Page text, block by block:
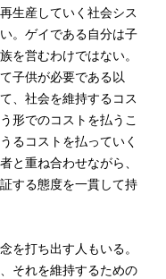
生産していく社会シス
。ゲイである自分は子
を営むわけではない。
子供が必要である以
、社会を維持するコス
形でのコストを払うこ
るコストを払っていく
と重ね合わせながら、
する態度を一貫して持
を打ち出す人もいる。
それを維持するための